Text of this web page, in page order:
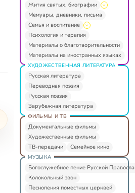
Жития святых, биографии
Мемуары, дневники, письма
Семья и воспитание
Психология и терапия
Материалы о благотворительности
Материалы на иностранных языках
ХУДОЖЕСТВЕННАЯ ЛИТЕРАТУРА
Русская литература
Переводная поэзия
Русская поэзия
Зарубежная литература
ФИЛЬМЫ И ТВ
Документальные фильмы
Художественные фильмы
ТВ-передачи
Семейное кино
МУЗЫКА
Богослужебное пение Русской
Колокольный звон
Песнопения поместных церквей